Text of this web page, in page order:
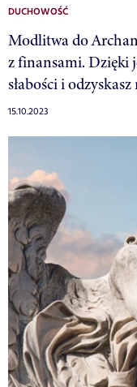
DUCHOWOŚĆ
Modlitwa do
z finansami. Dzięki
słabości i
15.10.2023